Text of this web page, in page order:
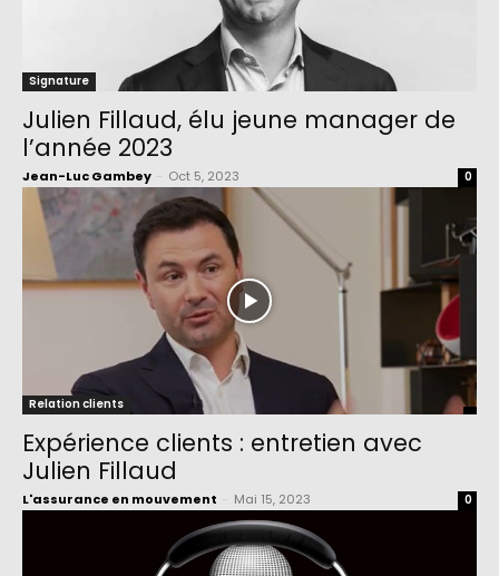
Signature
Julien Fillaud, élu jeune manager de
l’année 2023
Jean-Luc Gambey Oct 5, 2023 0
Relation clients
Expérience clients : entretien avec
Julien Fillaud
L'assurance en mouvement Mai 15, 2023 0